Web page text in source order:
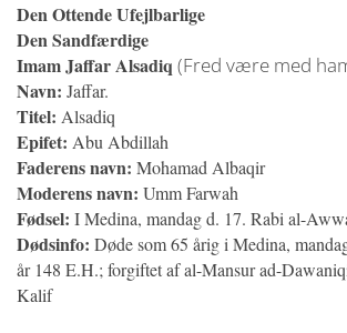
Den Ottende Ufejlbarlige
Den Sandfærdige
Imam Jaffar Alsadiq (Fred være med
Navn: Jaffar.
Titel: Alsadiq
Epifet: Abu Abdillah
Faderens navn: Mohamad Albaqir
Moderens navn: Umm Farwah
Fødsel: I Medina, mandag d. 17. Rabi al-
Dødsinfo: Døde som 65 årig i Medina,
år 148 E.H.; forgiftet af al-Mansur ad-
Kalif